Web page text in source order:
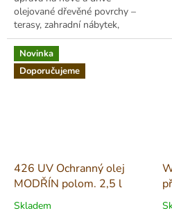
olejované dřevěné povrchy –
terasy, zahradní nábytek,
obklady, ploty atd. Olej na
vodní bázi s olejovými
složkami, je...
Novinka
Doporučujeme
426 UV Ochranný olej
MODŘÍN polom. 2,5 l
Skladem